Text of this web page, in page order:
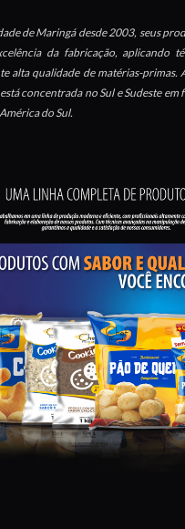
de Maringá desde 2003, seus
da fabricação, aplicando
alta qualidade de matérias-primas.
concentrada no Sul e Sudeste em
do Sul.